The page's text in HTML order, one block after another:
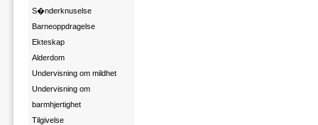
S�nderknuselse
Barneoppdragelse
Ekteskap
Alderdom
Undervisning om mildhet
Undervisning om
barmhjertighet
Tilgivelse